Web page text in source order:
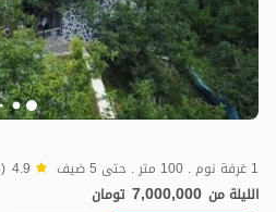
1 غرفة نوم . 100 متر . حتى 5 ضيف 4.9 (8 تعليق)
الليلة من 7,000,000 تومان